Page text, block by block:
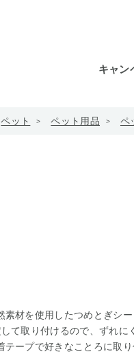
キャン
ペット ペット用品 ペ
材を使用したつめとぎシー
て取り付けるので、ずれに
ープで好きなことろに取り